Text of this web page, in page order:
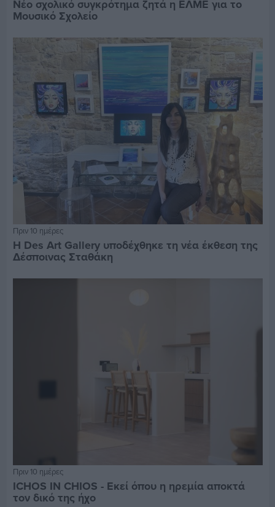
Νέο σχολικό συγκρότημα ζητά η ΕΛΜΕ για το
Μουσικό Σχολείο
Πριν 10 ημέρες
Η Des Art Gallery υποδέχθηκε τη νέα έκθεση της
Δέσποινας Σταθάκη
Πριν 10 ημέρες
ICHOS IN CHIOS - Εκεί όπου η ηρεμία αποκτά
τον δικό της ήχο